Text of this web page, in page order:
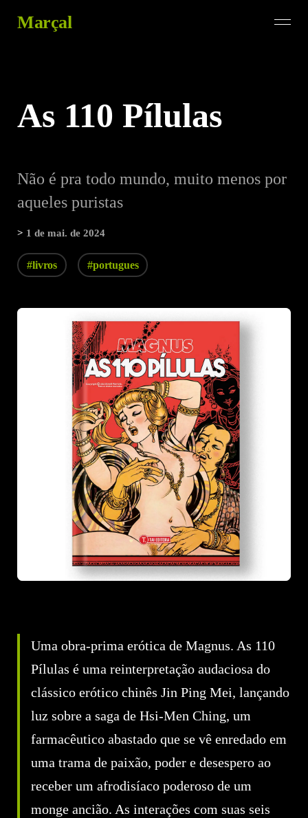
Marçal
As 110 Pílulas
Não é pra todo mundo, muito menos por
aqueles puristas
> 1 de mai. de 2024
#livros #portugues
Uma obra-prima erótica de Magnus. As 110
Pílulas é uma reinterpretação audaciosa do
clássico erótico chinês Jin Ping Mei, lançando
luz sobre a saga de Hsi-Men Ching, um
farmacêutico abastado que se vê enredado em
uma trama de paixão, poder e desespero ao
receber um afrodisíaco poderoso de um
monge ancião. As interações com suas seis